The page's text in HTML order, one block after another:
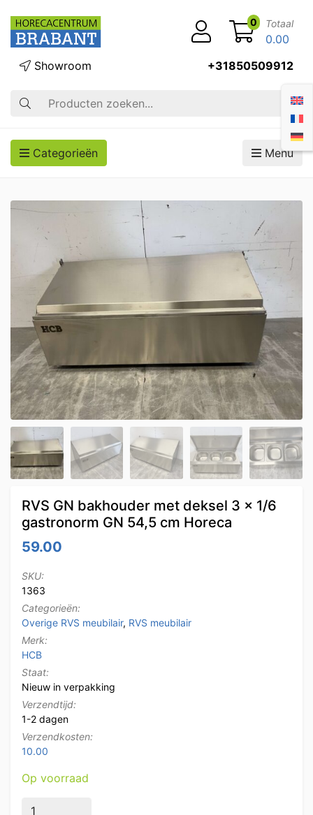
Zoek op
Showroom +31850509912
0 Totaal
0.00
Categorieën Menu
RVS GN bakhouder met deksel 3 x 1/6
gastronorm GN 54,5 cm Horeca
59.00
SKU:
1363
Categorieën:
Overige RVS meubilair, RVS meubilair
Merk:
HCB
Staat:
Nieuw in verpakking
Verzendtijd:
1-2 dagen
Verzendkosten:
10.00
Op voorraad
RVS GN bakhouder met deksel 3 x 1/6 gastronorm